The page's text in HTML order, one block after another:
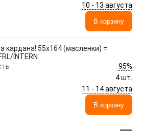
10 - 13 августа
В корзину
кардана! 55x164 (масленки) =
INTERN
95%
4 шт.
11 - 14 августа
В корзину